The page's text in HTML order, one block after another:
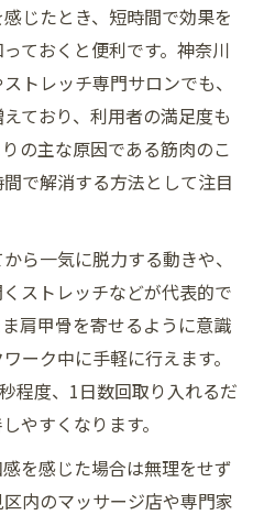
を生活に取り入れるコツ
姿勢とストレッチの工夫
つ毎日のセルフケア法
すめの生活リズム作り
ストレッチ新提案
あるストレッチ最新法
できる即効ストレッチ術
で毎日に変化をもたらす
いセルフストレッチ習慣
じたとき、短時間で効果を
ておくと便利です。神奈川
トレッチ専門サロンでも、
ており、利用者の満足度も
の主な原因である筋肉のこ
で解消する方法として注目
ら一気に脱力する動きや、
ストレッチなどが代表的で
肩甲骨を寄せるように意識
ーク中に手軽に行えます。
程度、1日数回取り入れるだ
やすくなります。
を感じた場合は無理をせず
内のマッサージ店や専門家